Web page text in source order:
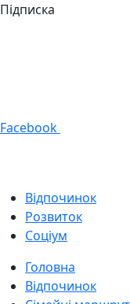
Підписка
Facebook
Відпочинок
Розвиток
Соціум
Головна
Відпочинок